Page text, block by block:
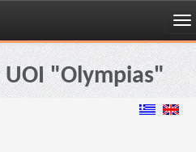
"Olympias"